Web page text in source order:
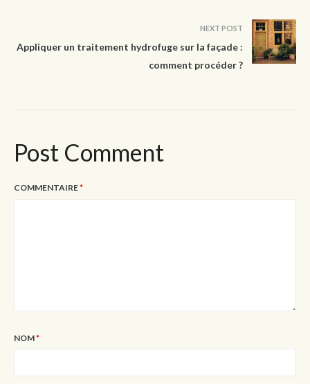
NEXT POST
Appliquer un traitement hydrofuge sur la façade :
comment procéder ?
Post Comment
COMMENTAIRE*
NOM*